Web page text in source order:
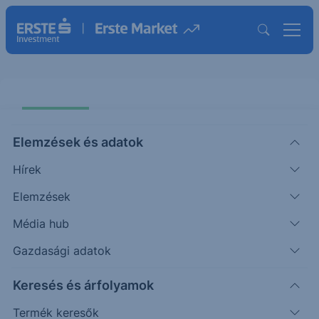
Elemzések és adatok
Hírek
Elemzések
Média hub
Gazdasági adatok
Keresés és árfolyamok
Termék keresők
CACIB Express Note Erste EUR
26-30
ISIN: XS3344805778
Termék részletes paraméterei